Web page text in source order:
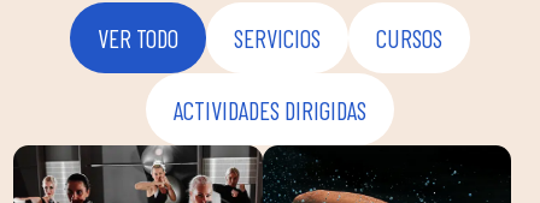
VER TODO SERVICIOS CURSOS
ACTIVIDADES DIRIGIDAS